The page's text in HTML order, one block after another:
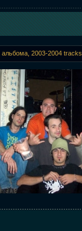
альбома, 2003-2004